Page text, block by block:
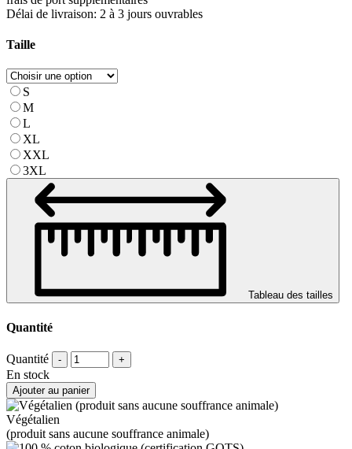
Délai de livraison: 2 à 3 jours ouvrables
Taille
S
M
L
XL
XXL
3XL
Tableau des tailles
Quantité
Quantité - +
En stock
Ajouter au panier
Végétalien
(produit sans aucune souffrance animale)